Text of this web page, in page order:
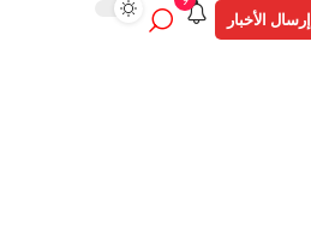
إرسال الأخبار